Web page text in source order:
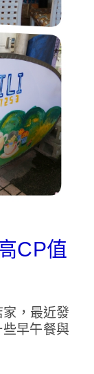
CP值
，最近發
早午餐與